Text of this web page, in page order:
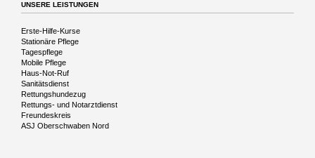
UNSERE LEISTUNGEN
Navigation
überspringen
Erste-Hilfe-Kurse
Stationäre Pflege
Tagespflege
Mobile Pflege
Haus-Not-Ruf
Sanitätsdienst
Rettungshundezug
Rettungs- und Notarztdienst
Freundeskreis
ASJ Oberschwaben Nord